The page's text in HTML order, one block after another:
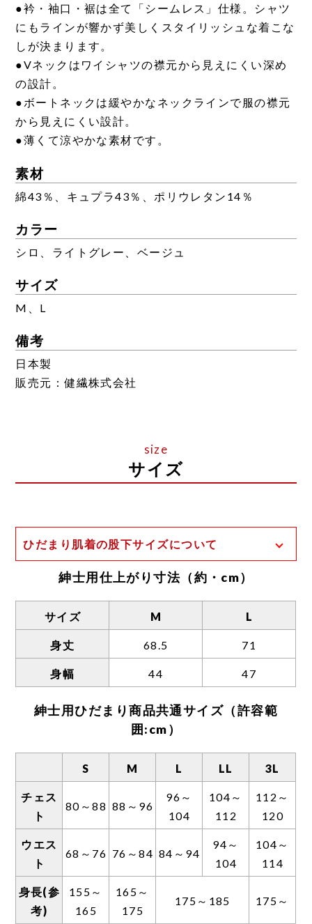
●衿・袖口・裾は全て「シームレス」仕様。シャツ
にもラインが響かず美しくスタイリッシュな着こな
しが決まります。
●Vネックはワイシャツの襟元から見えにくい深め
の設計。
●ボートネックは緩やかなネックラインで服の襟元
から見えにくい設計。
●薄くて涼やかな素材です。
素材
綿43％、キュプラ43％、ポリウレタン14％
カラー
シロ、ライトグレー、ベージュ
サイズ
M、L
備考
日本製
販売元：健繊株式会社
サイズ
ひだまり肌着の股下サイズについて
一般的な股下の計測方法は、足の付け根から
後股上のサイズ差が大きいため、独自の計測
方法を用いております。
合は表示サイズに約3〜5センチほどプラスし
た長さとなります。
また、以下の理由からボトムの丈が短めの設
●一般的な肌着に比べ伸縮性が高いため。
●生地に厚みがあり、靴下をはいた場合、肌着
と重なる部分が膨れてしまうのを防ぐため。
紳士用仕上がり寸法（約・cm）
サイズ M L
身丈 68.5 71
身幅 44 47
紳士用ひだまり商品共通サイズ（許容範
囲:cm）
S M L LL 3L
チェス
ト
80～88 88～96
96～
104
104～
112
112～
120
ウエス
ト
68～76 76～84 84～94
94～
104
104～
114
身長(参
考)
155～
165
165～
175
175～185 175～